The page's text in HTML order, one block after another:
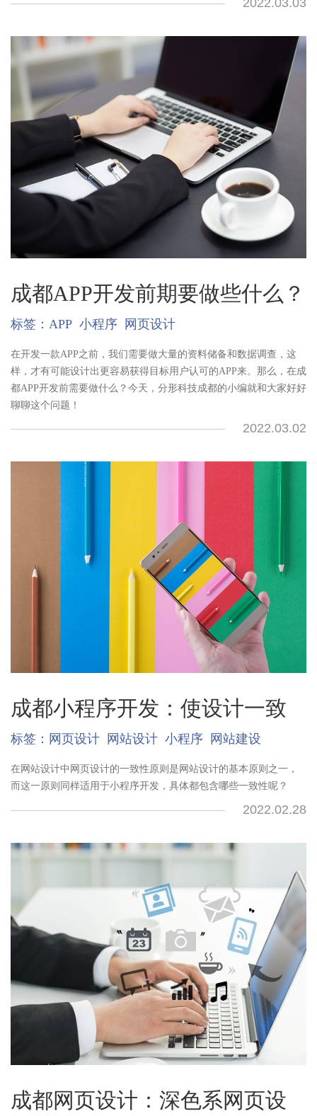
成都APP开发前期要做些什么？
标签： APP 小程序 网页设计
在开发一款APP之前，我们需要做大量的资料储备和数据调查，这
样，才有可能设计出更容易获得目标用户认可的APP来。那么，在成
都APP开发前需要做什么？今天，分形科技成都的小编就和大家好好
聊聊这个问题！
2022.03.02
成都小程序开发：使设计一致
标签： 网页设计 网站设计 小程序 网站建设
在网站设计中网页设计的一致性原则是网站设计的基本原则之一，
而这一原则同样适用于小程序开发，具体都包含哪些一致性呢？
2022.02.28
成都网页设计：深色系网页设